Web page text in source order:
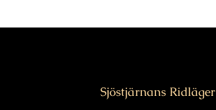
Sjöstjärnans Ridläger